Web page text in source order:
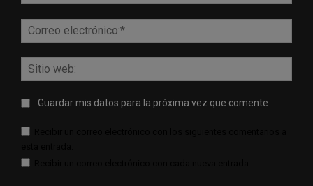
Guardar mis datos para la próxima vez que comente